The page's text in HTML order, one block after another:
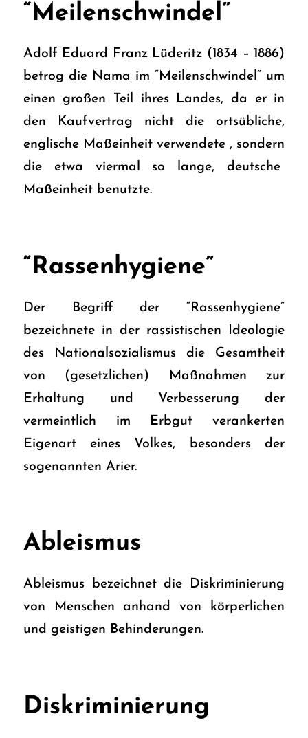
“Meilenschwindel”
Adolf Eduard Franz Lüderitz (1834 – 1886)
betrog die Nama im “Meilenschwindel” um
einen großen Teil ihres Landes, da er in
den Kaufvertrag nicht die ortsübliche,
englische Maßeinheit verwendete , sondern
die etwa viermal so lange, deutsche
Maßeinheit benutzte.
“Rassenhygiene”
Der Begriff der “Rassenhygiene”
bezeichnete in der rassistischen Ideologie
des Nationalsozialismus die Gesamtheit
von (gesetzlichen) Maßnahmen zur
Erhaltung und Verbesserung der
vermeintlich im Erbgut verankerten
Eigenart eines Volkes, besonders der
sogenannten Arier.
Ableismus
Ableismus bezeichnet die Diskriminierung
von Menschen anhand von körperlichen
und geistigen Behinderungen.
Diskriminierung